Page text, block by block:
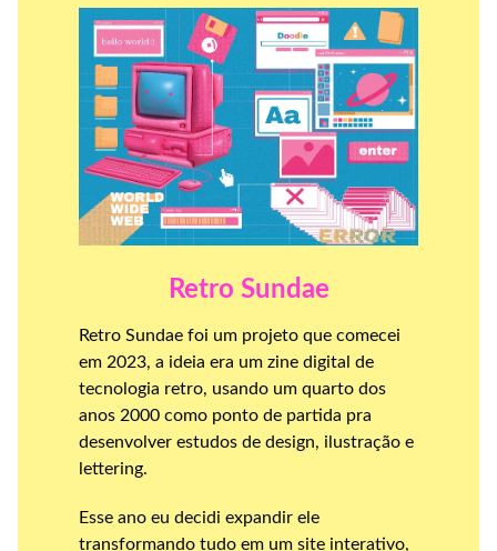
Retro Sundae
Retro Sundae foi um projeto que comecei
em 2023, a ideia era um zine digital de
tecnologia retro, usando um quarto dos
anos 2000 como ponto de partida pra
desenvolver estudos de design, ilustração e
lettering.
Esse ano eu decidi expandir ele
transformando tudo em um site interativo,